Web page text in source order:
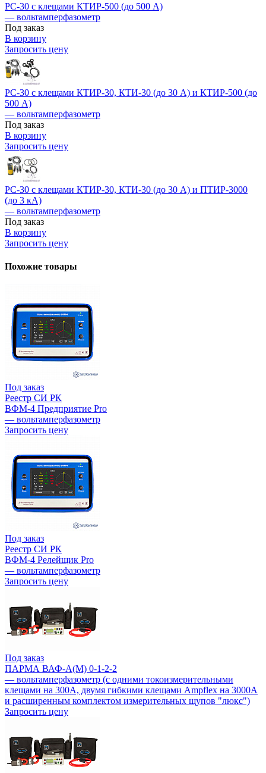
РС-30 с клещами КТИР-500 (до 500 А)
— вольтамперфазометр
Под заказ
В корзину
Запросить цену
РС-30 с клещами КТИР-30, КТИ-30 (до 30 А) и КТИР-500 (до
500 А)
— вольтамперфазометр
Под заказ
В корзину
Запросить цену
РС-30 с клещами КТИР-30, КТИ-30 (до 30 А) и ПТИР-3000
(до 3 кА)
— вольтамперфазометр
Под заказ
В корзину
Запросить цену
Похожие товары
Под заказ
Реестр СИ РК
ВФМ-4 Предприятие Pro
— вольтамперфазометр
Запросить цену
Под заказ
Реестр СИ РК
ВФМ-4 Релейщик Pro
— вольтамперфазометр
Запросить цену
Под заказ
ПАРМА ВАФ-А(М) 0-1-2-2
— вольтамперфазометр (с одними токоизмерительными
клещами на 300А, двумя гибкими клещами Ampflex на 3000А
и расширенным комплектом измерительных щупов "люкс")
Запросить цену